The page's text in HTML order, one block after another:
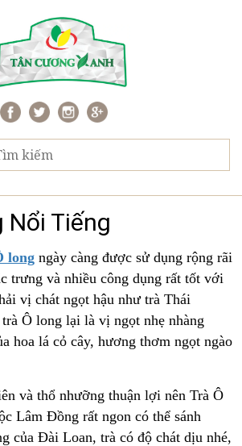
Nổi Tiếng
long ngày càng được sử dụng rộng rãi
trưng và nhiều công dụng rất tốt với
vị chát ngọt hậu như trà Thái
Ô long lại là vị ngọt nhẹ nhàng
hoa lá cỏ cây, hương thơm ngọt ngào
và thổ nhưỡng thuận lợi nên Trà Ô
Lâm Đồng rất ngon có thể sánh
của Đài Loan, trà có độ chát dịu nhé,